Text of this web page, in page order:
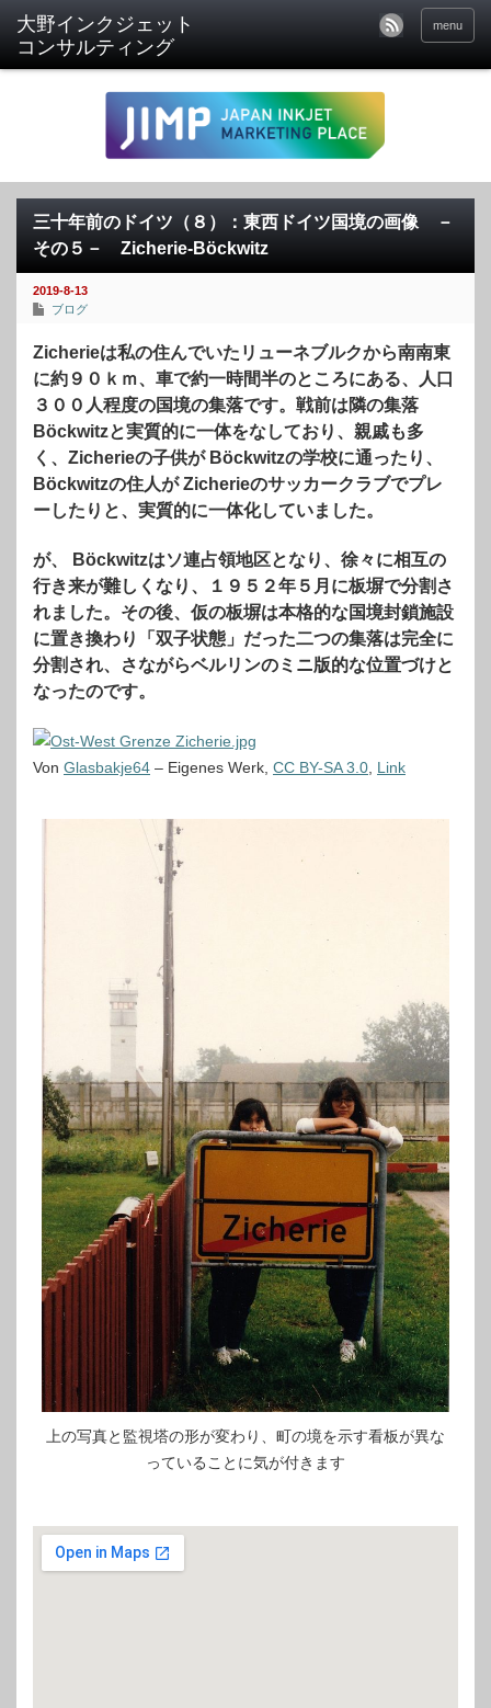
menu
三十年前のドイツ（８）：東西ドイツ国境の画像 －
その５－ Zicherie-Böckwitz
2019-8-13
ブログ
Zicherieは私の住んでいたリューネブルクから南南東
に約９０ｋｍ、車で約一時間半のところにある、人口
３００人程度の国境の集落です。戦前は隣の集落
Böckwitzと実質的に一体をなしており、親戚も多
く、Zicherieの子供が Böckwitzの学校に通ったり、
Böckwitzの住人が Zicherieのサッカークラブでプレ
ーしたりと、実質的に一体化していました。
が、 Böckwitzはソ連占領地区となり、徐々に相互の
行き来が難しくなり、１９５２年５月に板塀で分割さ
れました。その後、仮の板塀は本格的な国境封鎖施設
に置き換わり「双子状態」だった二つの集落は完全に
分割され、さながらベルリンのミニ版的な位置づけと
なったのです。
Von Glasbakje64 – Eigenes Werk CC BY-SA 3.0 Link
上の写真と監視塔の形が変わり、町の境を示す看板が異な
っていることに気が付きます